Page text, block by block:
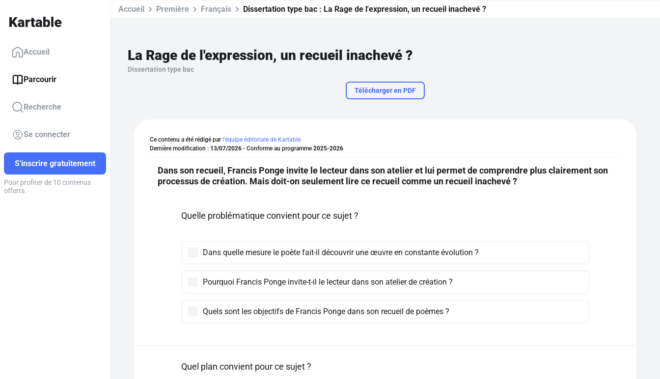
Accueil
Parcourir
Recherche
Se connecter
S'inscrire gratuitement
Pour profiter de 10 contenus
offerts.
Accueil Première Français Dissertation type bac : La Rage de l'expression, un recueil inachevé ?
La Rage de l'expression, un recueil inachevé ?
Dissertation type bac
Télécharger en PDF
Ce contenu a été rédigé par l'équipe éditoriale de Kartable.
Dernière modification : 13/07/2026 - Conforme au programme 2025-2026
Dans son recueil, Francis Ponge invite le lecteur dans son atelier et lui permet de comprendre plus clairement son
processus de création. Mais doit-on seulement lire ce recueil comme un recueil inachevé ?
Quelle problématique convient pour ce sujet ?
Dans quelle mesure le poète fait-il découvrir une œuvre en constante évolution ?
Pourquoi Francis Ponge invite-t-il le lecteur dans son atelier de création ?
Quels sont les objectifs de Francis Ponge dans son recueil de poèmes ?
Quel plan convient pour ce sujet ?